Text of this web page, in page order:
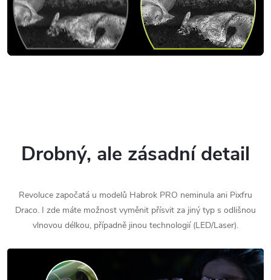
Drobný, ale zásadní detail
Revoluce započatá u modelů Habrok PRO neminula ani Pixfru
Draco. I zde máte možnost vyměnit přísvit za jiný typ s odlišnou
vlnovou délkou, případně jinou technologií (LED/Laser).